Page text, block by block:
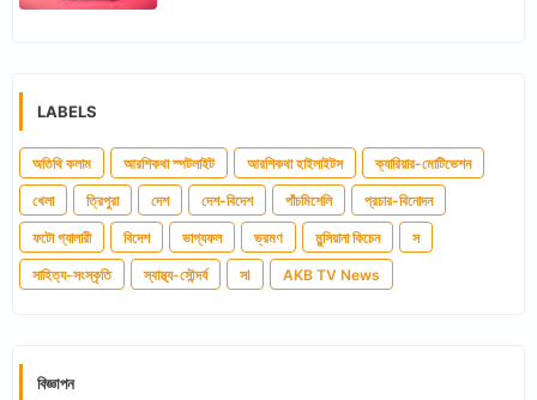
LABELS
অতিথি কলাম আরশিকথা স্পটলাইট আরশিকথা হাইলাইটস ক্যারিয়ার-মোটিভেশন
খেলা ত্রিপুরা দেশ দেশ-বিদেশ পাঁচমিশেলি প্রচার-বিনোদন
ফটো গ্যালারী বিদেশ ভাগ্যফল ভ্রমণ মুন্সিয়ানা কিচেন স
সাহিত্য-সংস্কৃতি স্বাস্থ্য-সৌন্দর্য সl AKB TV News
বিজ্ঞাপন